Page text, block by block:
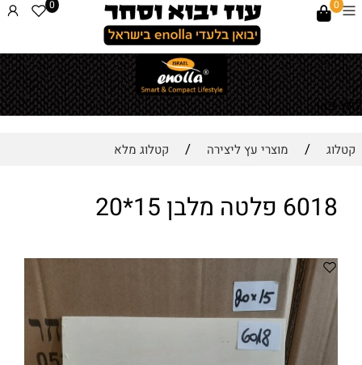
לחץ כאן
0
0
קטלוג / מוצרי עץ ליצירה / קטלוג מלא
6018 פלטה מלבן 15*20